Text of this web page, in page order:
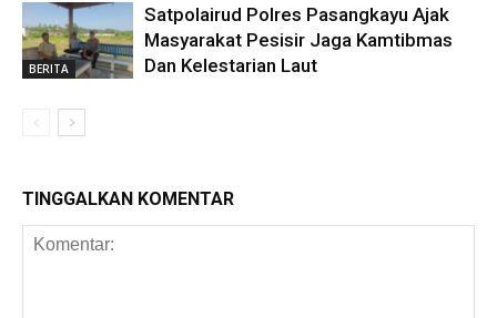
BERITA
Satpolairud Polres Pasangkayu Ajak
Masyarakat Pesisir Jaga Kamtibmas
Dan Kelestarian Laut
TINGGALKAN KOMENTAR